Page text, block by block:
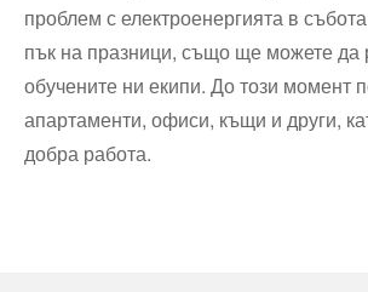
проблем с електроенергията в
пък на празници, също ще можете да
обучените ни екипи. До този момент
апартаменти, офиси, къщи и други,
добра работа.